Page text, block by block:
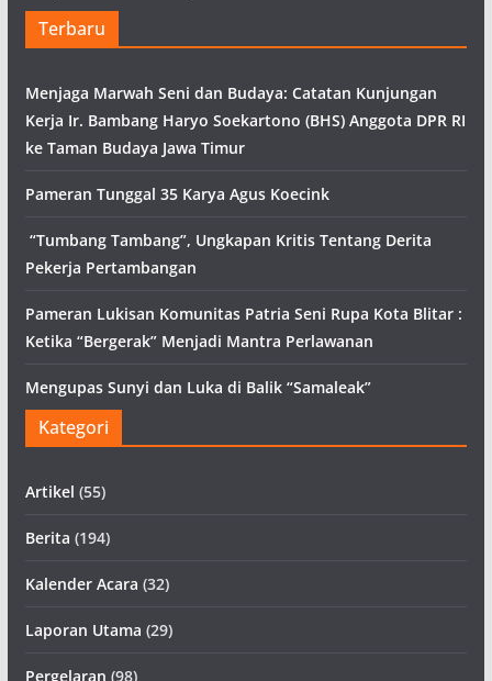
Terbaru
Menjaga Marwah Seni dan Budaya: Catatan Kunjungan
Kerja Ir. Bambang Haryo Soekartono (BHS) Anggota DPR RI
ke Taman Budaya Jawa Timur
Pameran Tunggal 35 Karya Agus Koecink
“Tumbang Tambang”, Ungkapan Kritis Tentang Derita
Pekerja Pertambangan
Pameran Lukisan Komunitas Patria Seni Rupa Kota Blitar :
Ketika “Bergerak” Menjadi Mantra Perlawanan
Mengupas Sunyi dan Luka di Balik “Samaleak”
Kategori
Artikel (55)
Berita (194)
Kalender Acara (32)
Laporan Utama (29)
Pergelaran (98)